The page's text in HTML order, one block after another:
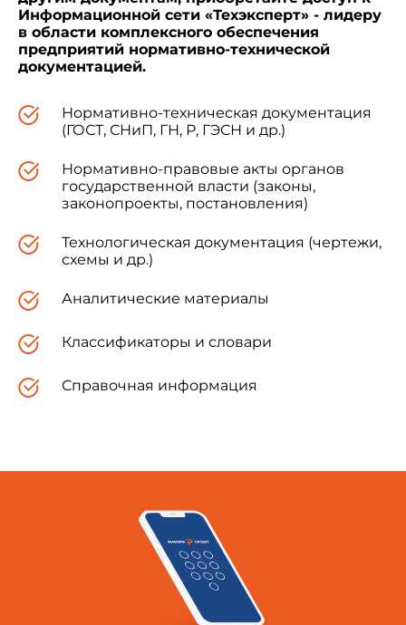
1- стальной лист;2- пенополиуретан;3-
покровный слой под кровлю
1.2. Сортамент стальных гнутых
________________
* На территории Российской Федерации
Толщина утеплителя, мм
Информационной сети «Техэксперт» - лидеру
в области комплексного обеспечения
предприятий нормативно-технической
документацией.
Нормативно-техническая документация
(ГОСТ, СНиП, ГН, Р, ГЭСН и др.)
Нормативно-правовые акты органов
государственной власти (законы,
законопроекты, постановления)
Технологическая документация (чертежи,
схемы и др.)
Аналитические материалы
Классификаторы и словари
Справочная информация